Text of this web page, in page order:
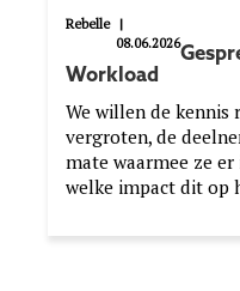
Rebelle |
08.06.2026
Workload
We willen de kennis
vergroten, de
mate waarmee ze
welke impact dit op